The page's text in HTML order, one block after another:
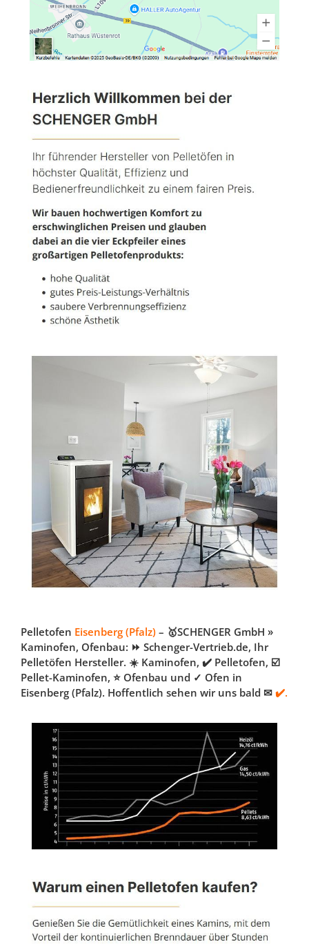
Pelletofen Eisenberg (Pfalz) – 🥇SCHENGER GmbH »
Kaminofen, Ofenbau: ⏩ Schenger-Vertrieb.de, Ihr
Pelletöfen Hersteller. ☀️ Kaminofen, ✔️ Pelletofen, ☑️
Pellet-Kaminofen, ⭐ Ofenbau und ✓ Ofen in
Eisenberg (Pfalz). Hoffentlich sehen wir uns bald ✉ ✔️.